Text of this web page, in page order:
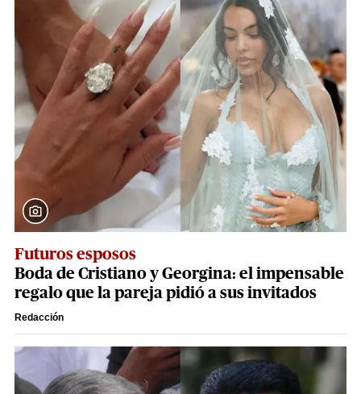
Futuros esposos
Boda de Cristiano y Georgina: el impensable
regalo que la pareja pidió a sus invitados
Redacción